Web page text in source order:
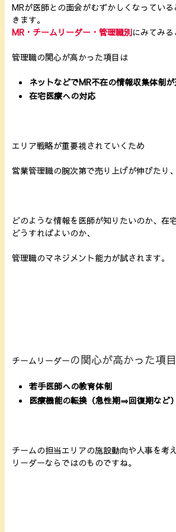
MRが医師との面会がむずかしくなってい
きます。
MR・チームリーダー・管理職別にみてみる
管理職の関心が高かった項目は
ネットなどでMR不在の情報収集体制
在宅医療への対応
エリア戦略が重要視されていくため
営業管理職の腕次第で売り上げが伸びたり
どのような情報を医師が知りたいのか、在
どうすればよいのか、
管理職のマネジメント能力が試されます。
チームリーダーの関心が高かった項
若手医師への教育体制
医療機能の転換（急性期⇒回復期など
チームの担当エリアの施設動向や人事を考
リーダーならではのものですね。